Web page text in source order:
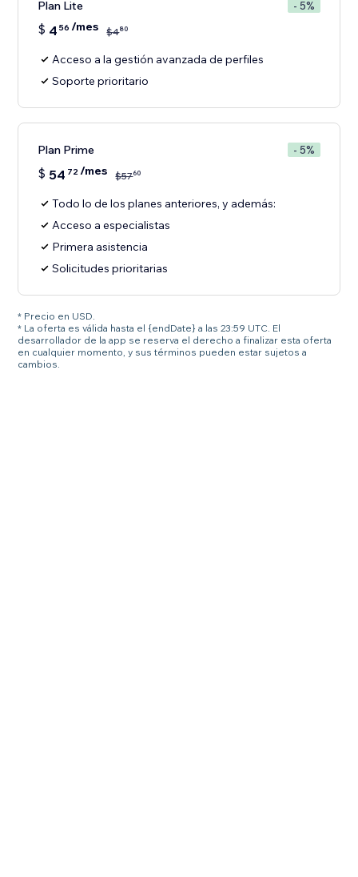
Plan Lite - 5%
$ 4 56 /mes $480
Acceso a la gestión avanzada de perfiles
Soporte prioritario
Plan Prime - 5%
$ 54 72/mes $5760
Todo lo de los planes anteriores, y además:
Acceso a especialistas
Primera asistencia
Solicitudes prioritarias
* Precio en USD.
* La oferta es válida hasta el {endDate} a las 23:59 UTC. El
desarrollador de la app se reserva el derecho a finalizar esta oferta
en cualquier momento, y sus términos pueden estar sujetos a
cambios.